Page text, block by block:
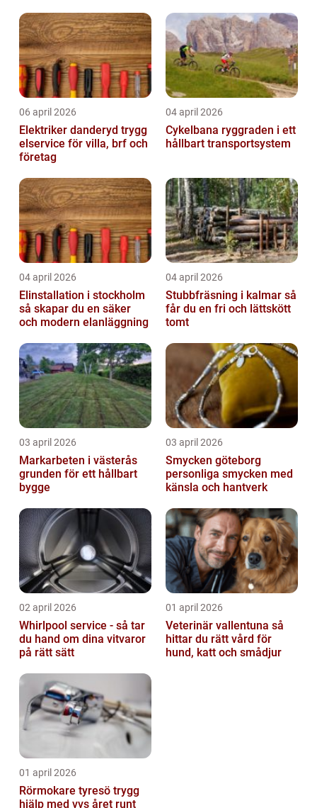
06 april 2026
Elektriker danderyd trygg
elservice för villa, brf och
företag
04 april 2026
Cykelbana ryggraden i ett
hållbart transportsystem
04 april 2026
Elinstallation i stockholm
så skapar du en säker
och modern elanläggning
04 april 2026
Stubbfräsning i kalmar så
får du en fri och lättskött
tomt
03 april 2026
Markarbeten i västerås
grunden för ett hållbart
bygge
03 april 2026
Smycken göteborg
personliga smycken med
känsla och hantverk
02 april 2026
Whirlpool service - så tar
du hand om dina vitvaror
på rätt sätt
01 april 2026
Veterinär vallentuna så
hittar du rätt vård för
hund, katt och smådjur
01 april 2026
Rörmokare tyresö trygg
hjälp med vvs året runt